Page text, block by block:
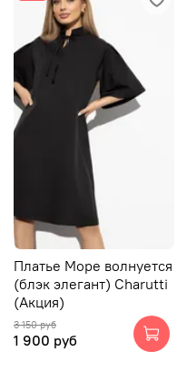
Платье Море волнуется
(блэк элегант) Charutti
(Акция)
3 150 руб
1 900 руб